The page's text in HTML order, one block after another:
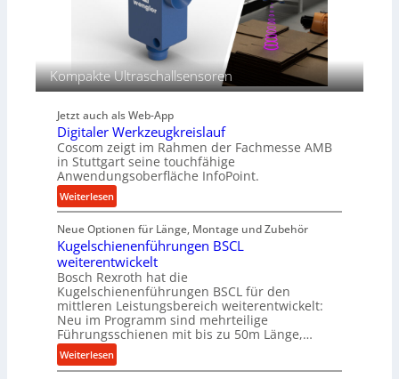
V
e
g
l
e
i
c
h
e
l
g
e
w
i
n
d
e
t
r
i
b
e
f
r
Kompakte Ultraschallsensoren
Jetzt auch als Web-App
Digitaler Werkzeugkreislauf
Coscom zeigt im Rahmen der Fachmesse AMB
in Stuttgart seine touchfähige
Anwendungsoberfläche InfoPoint.
Weiterlesen:
D
i
g
i
t
a
e
r
W
Neue Optionen für Länge, Montage und Zubehör
Kugelschienenführungen BSCL
weiterentwickelt
Bosch Rexroth hat die
Kugelschienenführungen BSCL für den
mittleren Leistungsbereich weiterentwickelt:
Neu im Programm sind mehrteilige
Führungsschienen mit bis zu 50m Länge,…
Weiterlesen:
K